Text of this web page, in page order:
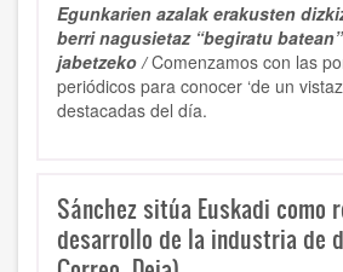
Egunkarien azalak erakusten
berri nagusietaz “begiratu batean”
jabetzeko /Comenzamos con las
periódicos para conocer ‘de un
destacadas del día.
Sánchez sitúa Euskadi como
desarrollo de la industria de